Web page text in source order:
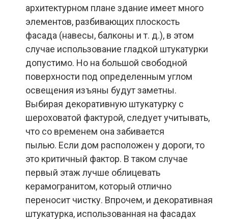
архитектурном плане здание имеет много
элементов, разбивающих плоскость
фасада (навесы, балконы и т. д.), в этом
случае использование гладкой штукатурки
допустимо. Но на большой свободной
поверхности под определенным углом
освещения изъяны будут заметны.
Выбирая декоративную штукатурку с
шероховатой фактурой, следует учитывать,
что со временем она забивается
пылью. Если дом расположен у дороги, то
это критичный фактор. В таком случае
первый этаж лучше облицевать
керамогранитом, который отлично
переносит чистку. Впрочем, и декоративная
штукатурка, использованная на фасадах